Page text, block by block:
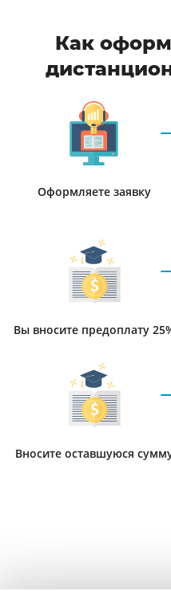
Как
Оформляете заявку
Вы вносите предоплату
Вносите оставшуюся